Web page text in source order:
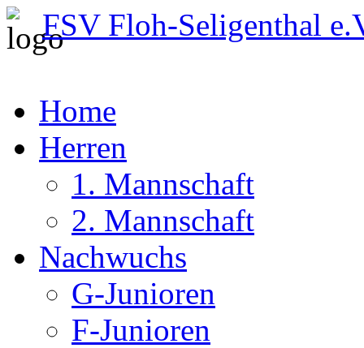
FSV Floh-Seligenthal
Home
Herren
1. Mannschaft
2. Mannschaft
Nachwuchs
G-Junioren
F-Junioren